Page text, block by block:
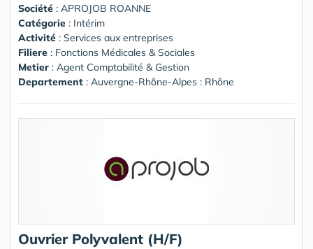
Société : APROJOB ROANNE
Catégorie : Intérim
Activité : Services aux entreprises
Filiere : Fonctions Médicales & Sociales
Metier : Agent Comptabilité & Gestion
Departement : Auvergne-Rhône-Alpes : Rhône
Ouvrier Polyvalent (H/F)